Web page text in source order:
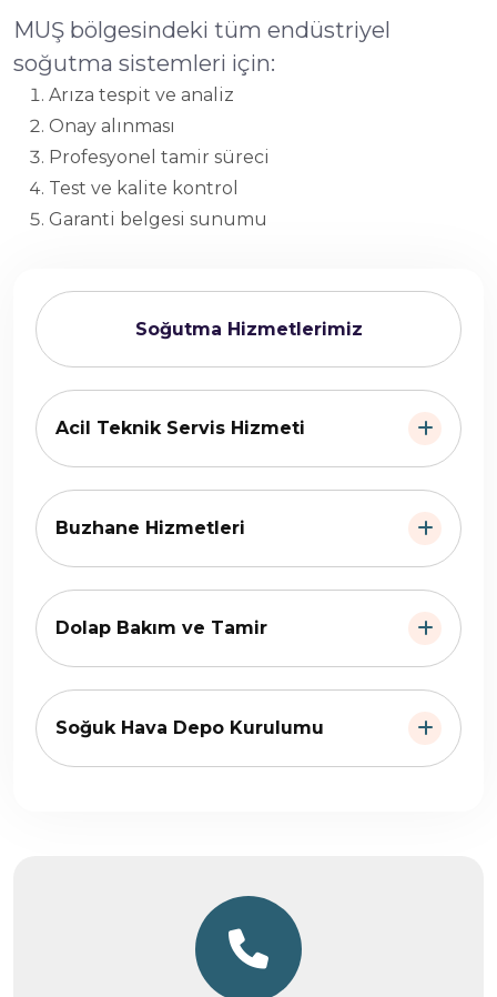
Soğutma Hizmetlerimiz
Acil Teknik Servis Hizmeti
Buzhane Hizmetleri
Dolap Bakım ve Tamir
Soğuk Hava Depo Kurulumu
MUŞ bölgesindeki tüm endüstriyel
soğutma sistemleri için:
Arıza tespit ve analiz
Onay alınması
Profesyonel tamir süreci
Test ve kalite kontrol
Garanti belgesi sunumu